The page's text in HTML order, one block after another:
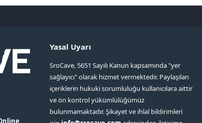
Yasal Uyarı
SroCave, 5651 Sayılı Kanun kapsamında "yer
sağlayıcı" olarak hizmet vermektedir. Paylaşılan
içeriklerin hukuki sorumluluğu kullanıcılara aittir
ve ön kontrol yükümlülüğümüz
bulunmamaktadır. Şikayet ve ihlal bildirimleri